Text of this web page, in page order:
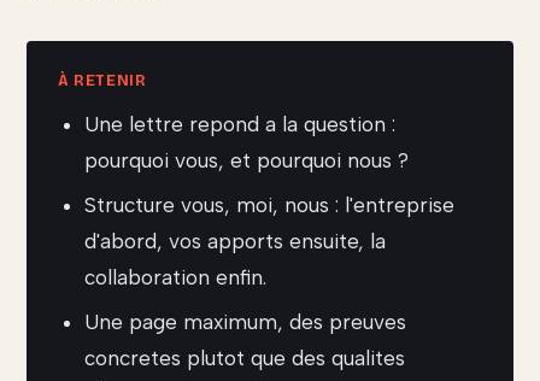
Une lettre repond a la question :
pourquoi vous, et pourquoi nous ?
Structure vous, moi, nous : l'entreprise
d'abord, vos apports ensuite, la
collaboration enfin.
Une page maximum, des preuves
concretes plutot que des qualites